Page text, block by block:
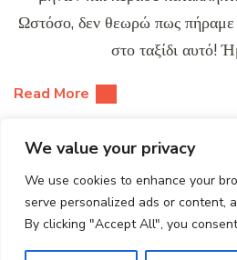
We value your privacy
We use cookies to enhance your
serve personalized ads or content,
By clicking "Accept All", you
Ωστόσο, δεν θεωρώ πως πήραμε
στο ταξίδι αυτό!
Read More
© Copyright 2026Veggie Shark
Blossom Recipe | Developed